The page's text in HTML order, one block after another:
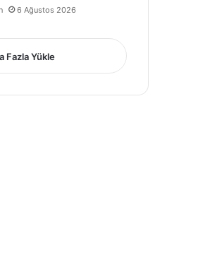
6 Ağustos 2026
Fazla Yükle